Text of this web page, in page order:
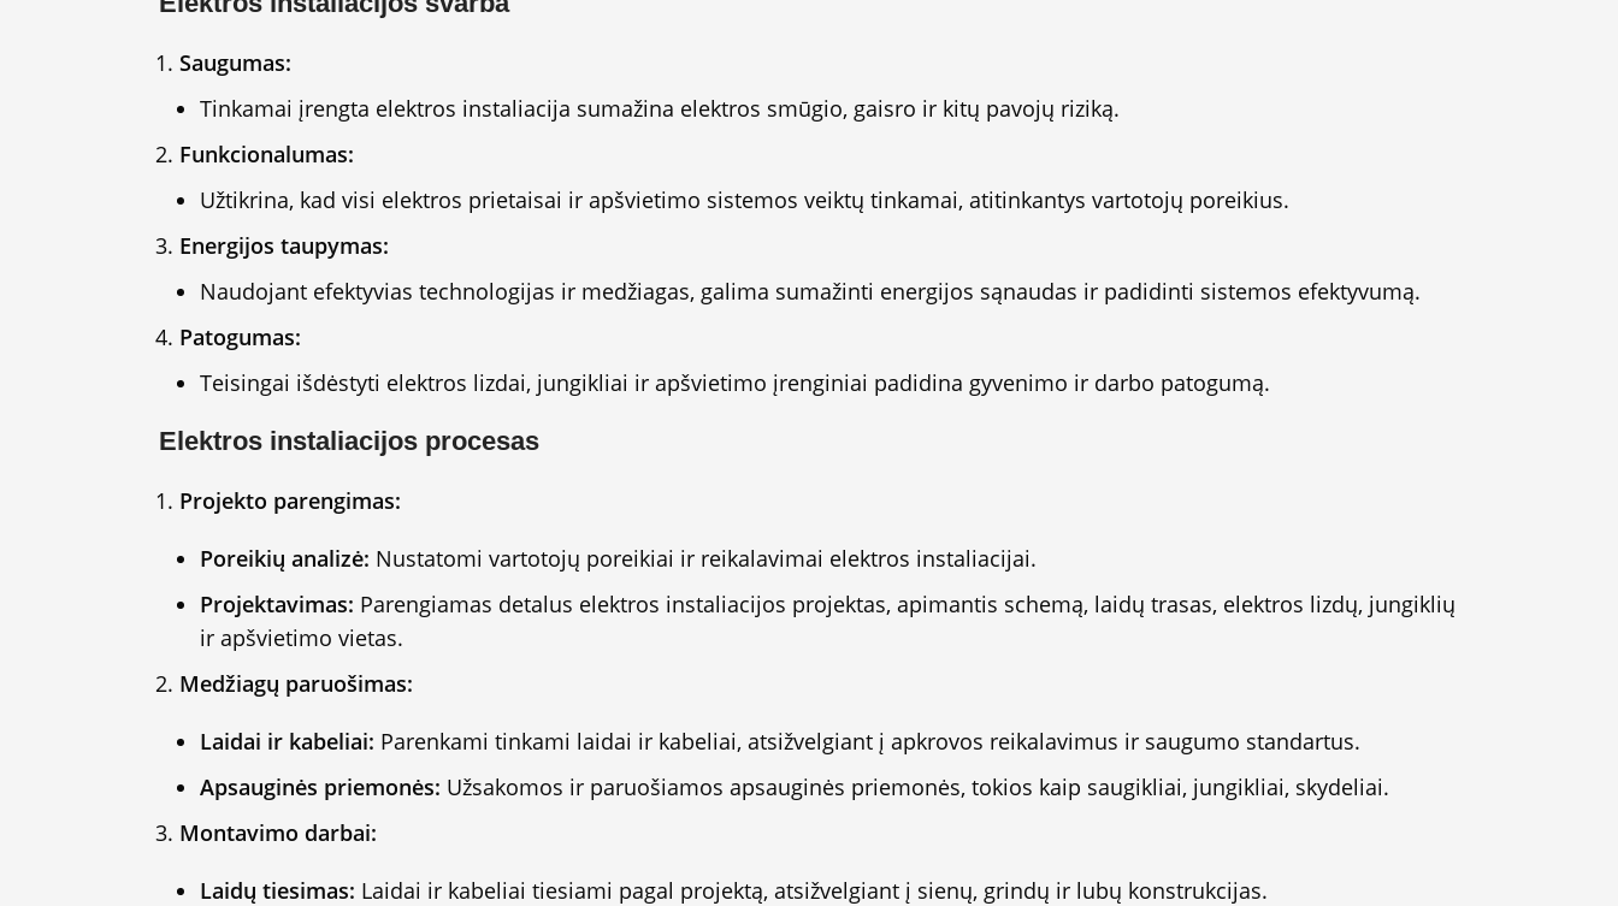
Saugumas:
Tinkamai įrengta elektros instaliacija sumažina elektros smūgio, gaisro ir kitų pavojų riziką.
Funkcionalumas:
Užtikrina, kad visi elektros prietaisai ir apšvietimo sistemos veiktų tinkamai, atitinkantys vartotojų poreikius.
Energijos taupymas:
Naudojant efektyvias technologijas ir medžiagas, galima sumažinti energijos sąnaudas ir padidinti sistemos efektyvumą.
Patogumas:
Teisingai išdėstyti elektros lizdai, jungikliai ir apšvietimo įrenginiai padidina gyvenimo ir darbo patogumą.
Elektros instaliacijos procesas
Projekto parengimas:
Poreikių analizė: Nustatomi vartotojų poreikiai ir reikalavimai elektros instaliacijai.
Projektavimas: Parengiamas detalus elektros instaliacijos projektas, apimantis schemą, laidų trasas, elektros lizdų, jungiklių
ir apšvietimo vietas.
Medžiagų paruošimas:
Laidai ir kabeliai: Parenkami tinkami laidai ir kabeliai, atsižvelgiant į apkrovos reikalavimus ir saugumo standartus.
Apsauginės priemonės: Užsakomos ir paruošiamos apsauginės priemonės, tokios kaip saugikliai, jungikliai, skydeliai.
Montavimo darbai:
Laidų tiesimas: Laidai ir kabeliai tiesiami pagal projektą, atsižvelgiant į sienų, grindų ir lubų konstrukcijas.